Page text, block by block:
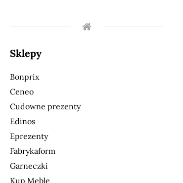
Sklepy
Bonprix
Ceneo
Cudowne prezenty
Edinos
Eprezenty
Fabrykaform
Garneczki
Kup Meble